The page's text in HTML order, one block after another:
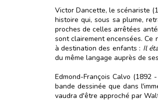
Victor Dancette, le scénariste
histoire qui, sous sa plume,
proches de celles arrêtées
sont clairement encensées.
à destination des enfants : Il
du même langage auprès de
Edmond-François Calvo (1892
bande dessinée que dans
vaudra d'être approché par